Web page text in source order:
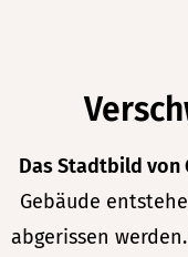
Das Stadtbild von
Gebäude
abgerissen werden.